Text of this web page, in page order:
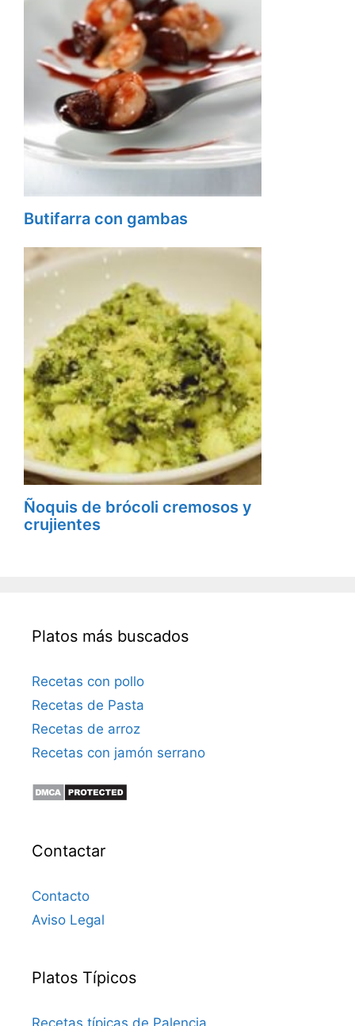
Butifarra con gambas
Ñoquis de brócoli cremosos y
crujientes
Platos más buscados
Recetas con pollo
Recetas de Pasta
Recetas de arroz
Recetas con jamón serrano
Contactar
Contacto
Aviso Legal
Platos Típicos
Recetas típicas de Palencia